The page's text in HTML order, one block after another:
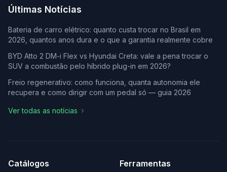
Últimas Notícias
Bateria de carro elétrico: quanto custa trocar no Brasil em
2026, quantos anos dura e o que a garantia realmente cobre
BYD Atto 2 DM-i Flex vs Hyundai Creta: vale a pena trocar o
SUV a combustão pelo híbrido plug-in em 2026?
Freio regenerativo: como funciona, quanta autonomia ele
recupera e como dirigir com um pedal só — guia 2026
Ver todas as notícias
Catálogos Ferramentas